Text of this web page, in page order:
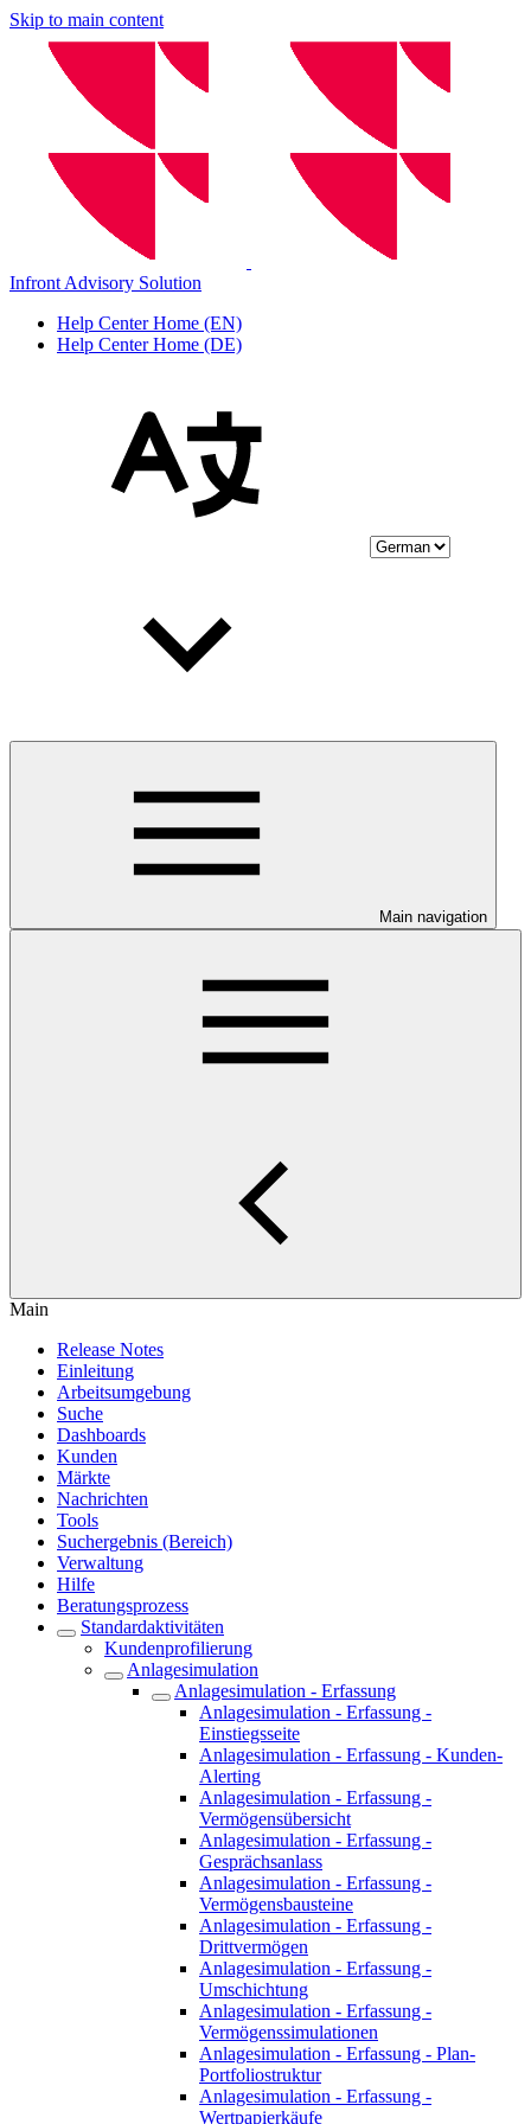
Skip to main content
Infront Advisory Solution
Help Center Home (EN)
Help Center Home (DE)
Main navigation
Main
Release Notes
Einleitung
Arbeitsumgebung
Suche
Dashboards
Kunden
Märkte
Nachrichten
Tools
Suchergebnis (Bereich)
Verwaltung
Hilfe
Beratungsprozess
Standardaktivitäten
Kundenprofilierung
Anlagesimulation
Anlagesimulation - Erfassung
Anlagesimulation - Erfassung -
Einstiegsseite
Anlagesimulation - Erfassung - Kunden-
Alerting
Anlagesimulation - Erfassung -
Vermögensübersicht
Anlagesimulation - Erfassung -
Gesprächsanlass
Anlagesimulation - Erfassung -
Vermögensbausteine
Anlagesimulation - Erfassung -
Drittvermögen
Anlagesimulation - Erfassung -
Umschichtung
Anlagesimulation - Erfassung -
Vermögenssimulationen
Anlagesimulation - Erfassung - Plan-
Portfoliostruktur
Anlagesimulation - Erfassung -
Wertpapierkäufe